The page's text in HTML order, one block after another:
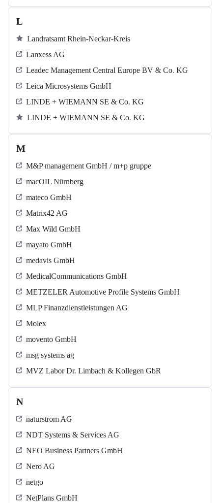
L
Landratsamt Rhein-Neckar-Kreis
Lanxess AG
Leadec Management Central Europe BV & Co. KG
Leica Microsystems GmbH
LINDE + WIEMANN SE & Co. KG
LINDE + WIEMANN SE & Co. KG
M
M&P management GmbH / m+p gruppe
macOIL Nürnberg
mateco GmbH
Matrix42 AG
Max Wild GmbH
mayato GmbH
medavis GmbH
MedicalCommunications GmbH
METZELER Automotive Profile Systems GmbH
MLP Finanzdienstleistungen AG
Molex
movento GmbH
msg systems ag
MVZ Labor Dr. Limbach & Kollegen GbR
N
naturstrom AG
NDT Systems & Services AG
NEO Business Partners GmbH
Nero AG
netgo
NetPlans GmbH